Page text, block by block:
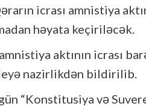
icrası amnistiya
həyata keçiriləcək.
aktının icrası
nazirlikdən bildirilib.
“Konstitusiya və